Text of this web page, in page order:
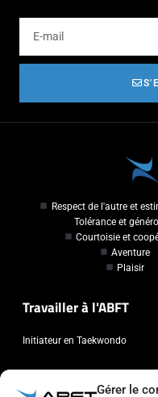
Gérer le
Respect de l'autre et
Tolérance et
Courtoisie et
Aventure
Plaisir
Travailler à l'ABFT
Initiateur en Taekwondo